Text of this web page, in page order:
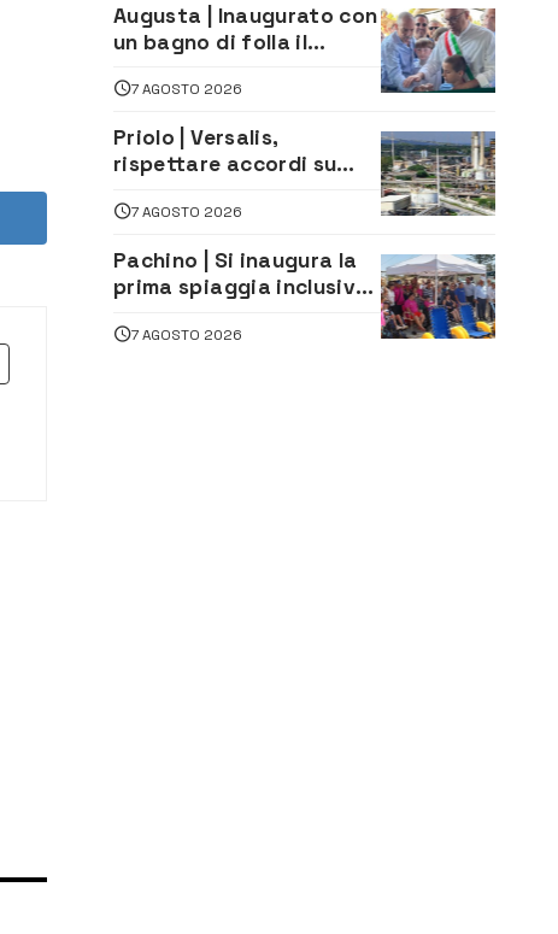
Augusta | Inaugurato con
un bagno di folla il
Moro
7 AGOSTO 2026
Priolo | Versalis,
rispettare accordi su
lavoro. Il sindaco scrive
alla società
7 AGOSTO 2026
Pachino | Si inaugura la
prima spiaggia inclusiva
assistenza e prevenzione
7 AGOSTO 2026